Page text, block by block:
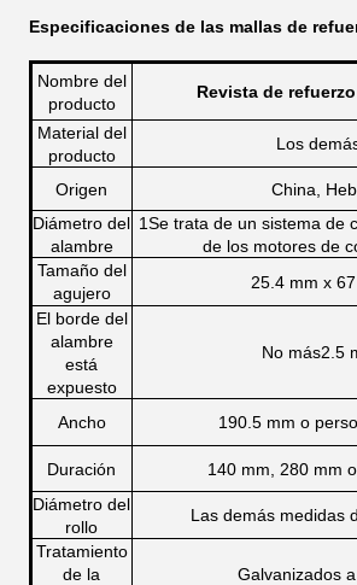
Especificaciones de las mallas de
Nombre del
producto
Revista de
Material del
producto
Los
Origen
China,
Diámetro del
alambre
1Se trata de un sistema de
de los motores de
Tamaño del
agujero
25.4 mm x
El borde del
alambre
está
expuesto
No más2.5
Ancho 190.5 mm o
Duración
140 mm, 280 mm
Diámetro del
rollo
Las demás medidas
Tratamiento
de la
Galvanizados